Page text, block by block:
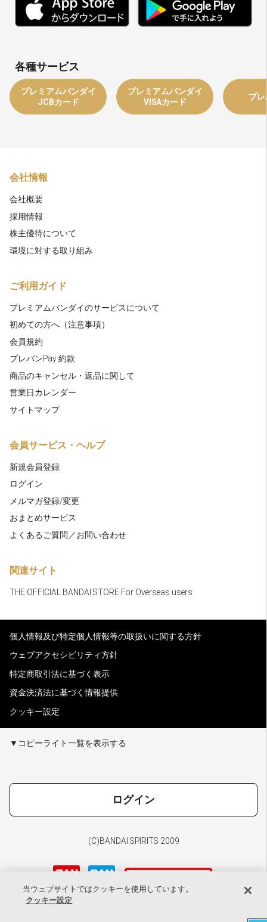
各種サービス
プレミアムバンダイ
JCBカード
プレミアムバンダイ
VISAカード
プ
会社情報
会社概要
採用情報
株主優待について
環境に対する取り組み
ご利用ガイド
プレミアムバンダイのサービスについて
初めての方へ（注意事項）
会員規約
プレバンPay 約款
商品のキャンセル・返品に関して
営業日カレンダー
サイトマップ
会員サービス・ヘルプ
新規会員登録
ログイン
メルマガ登録/変更
おまとめサービス
よくあるご質問／お問い合わせ
関連サイト
THE OFFICIAL BANDAI STORE For Overseas users
個人情報及び特定個人情報等の取扱いに関する方針
ウェブアクセシビリティ方針
特定商取引法に基づく表示
資金決済法に基づく情報提供
クッキー設定
▼コピーライト一覧を表示する
ログイン
(C)BANDAI SPIRITS 2009
当ウェブサイトではクッキーを使用しています。
クッキー設定